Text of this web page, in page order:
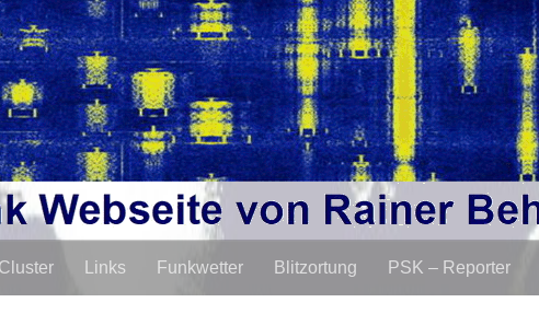
Links Funkwetter Blitzortung PSK – Reporter